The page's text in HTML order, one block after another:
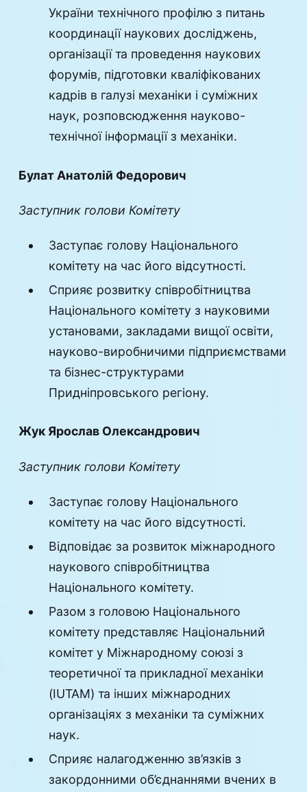
України технічного профілю з питань
координації наукових досліджень,
організації та проведення наукових
форумів, підготовки кваліфікованих
кадрів в галузі механіки і суміжних
наук, розповсюдження науково-
технічної інформації з механіки.
Булат Анатолій Федорович
Заступник голови Комітету
Заступає голову Національного
комітету на час його відсутності.
Сприяє розвитку співробітництва
Національного комітету з науковими
установами, закладами вищої освіти,
науково-виробничими підприємствами
та бізнес-структурами
Придніпровського регіону.
Жук Ярослав Олександрович
Заступник голови Комітету
Заступає голову Національного
комітету на час його відсутності.
Відповідає за розвиток міжнародного
наукового співробітництва
Національного комітету.
Разом з головою Національного
комітету представляє Національний
комітет у Міжнародному союзі з
теоретичної та прикладної механіки
(IUTAM) та інших міжнародних
організаціях з механіки та суміжних
наук.
Сприяє налагодженню зв’язків з
закордонними об’єднаннями вчених в